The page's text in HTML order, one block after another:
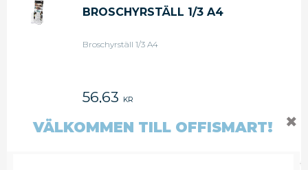
BROSCHYRSTÄLL 1/3 A4
Broschyrställ 1/3 A4
56,63 KR
VÄLKOMMEN TILL OFFISMART! ✖